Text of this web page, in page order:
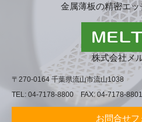
金属薄板の精密エッ
株式会社メ
〒270-0164 千葉県流山市流山1038
TEL: 04-7178-8800 FAX: 04-7178-
お問合せフ